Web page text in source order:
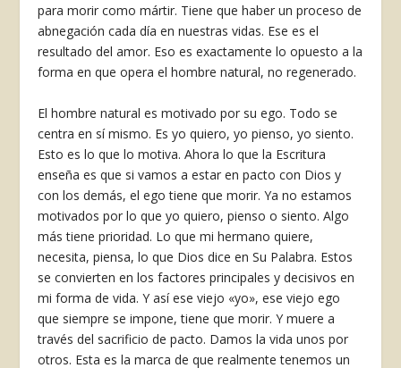
para morir como mártir. Tiene que haber un proceso de
abnegación cada día en nuestras vidas. Ese es el
resultado del amor. Eso es exactamente lo opuesto a la
forma en que opera el hombre natural, no regenerado.
El hombre natural es motivado por su ego. Todo se
centra en sí mismo. Es yo quiero, yo pienso, yo siento.
Esto es lo que lo motiva. Ahora lo que la Escritura
enseña es que si vamos a estar en pacto con Dios y
con los demás, el ego tiene que morir. Ya no estamos
motivados por lo que yo quiero, pienso o siento. Algo
más tiene prioridad. Lo que mi hermano quiere,
necesita, piensa, lo que Dios dice en Su Palabra. Estos
se convierten en los factores principales y decisivos en
mi forma de vida. Y así ese viejo «yo», ese viejo ego
que siempre se impone, tiene que morir. Y muere a
través del sacrificio de pacto. Damos la vida unos por
otros. Esta es la marca de que realmente tenemos un